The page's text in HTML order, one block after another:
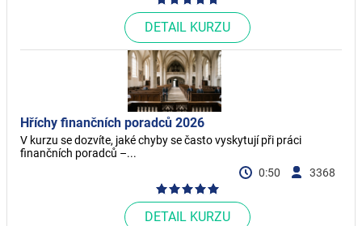
DETAIL KURZU
Hříchy finančních poradců 2026
V kurzu se dozvíte, jaké chyby se často vyskytují při práci
finančních poradců –...
0:50
3368
DETAIL KURZU